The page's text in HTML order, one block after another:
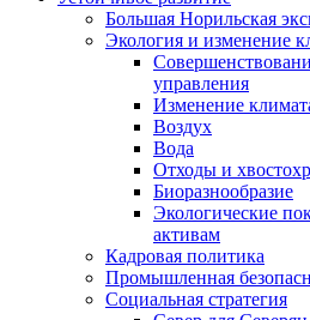
Большая Норильская
Экология и изменение
управления
Изменение
Воздух
Вода
Отходы и
Биоразнообразие
Экологические
активам
Кадровая политика
Промышленная
Социальная стратегия